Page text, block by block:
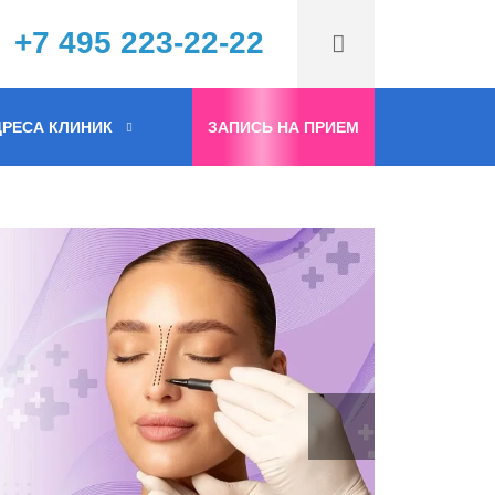
+7 495 223-22-22
КЛИНИК ЗАПИСЬ НА ПРИЕМ